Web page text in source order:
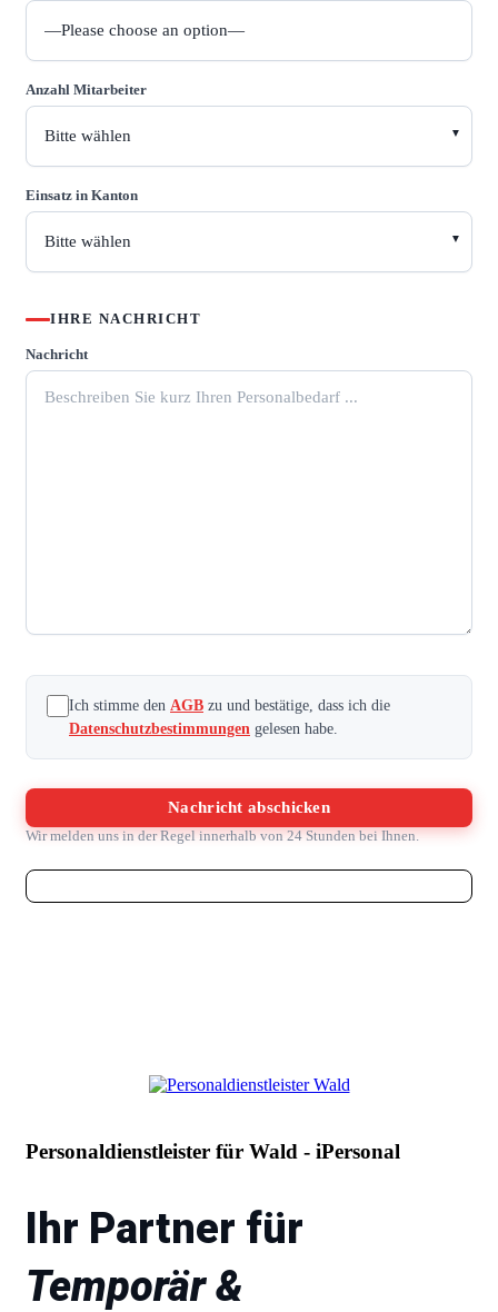
Anzahl Mitarbeiter
Einsatz in Kanton
IHRE NACHRICHT
Nachricht
Ich stimme den AGB zu und bestätige, dass ich die
Datenschutzbestimmungen gelesen habe.
Nachricht abschicken
Wir melden uns in der Regel innerhalb von 24 Stunden bei Ihnen.
Personaldienstleister für Wald - iPersonal
Ihr Partner für
Temporär &